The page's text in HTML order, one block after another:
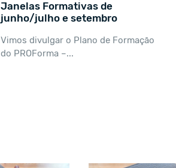
Janelas Formativas de
junho/julho e setembro
Vimos divulgar o Plano de Formação
do PROForma –...